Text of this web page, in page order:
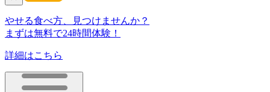
やせる食べ方、見つけませんか？
まずは無料で24時間体験！
詳細はこちら